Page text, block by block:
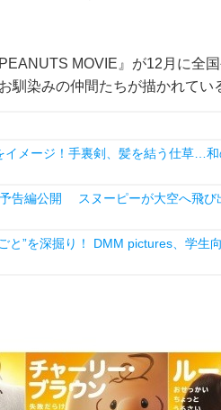
MOVIE』が12月に全
馴染みの仲間たちが描かれてい
イメージ！手裏剣、髪を結う仕草…
告編公開 スヌーピーが大空へ飛び
と”を深掘り！ DMM pictures、学